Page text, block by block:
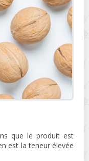
que le produit est
est la teneur élevée